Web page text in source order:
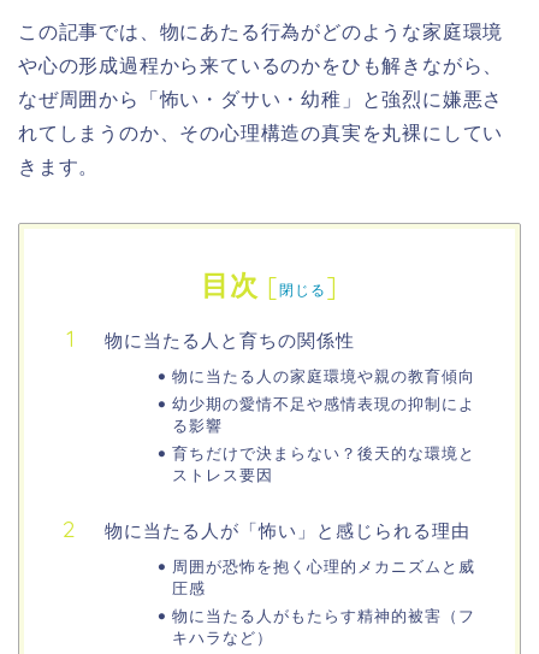
この記事では、物にあたる行為がどのような家庭環境
や心の形成過程から来ているのかをひも解きながら、
なぜ周囲から「怖い・ダサい・幼稚」と強烈に嫌悪さ
れてしまうのか、その心理構造の真実を丸裸にしてい
きます。
目次 [閉じる ]
物に当たる人と育ちの関係性
物に当たる人の家庭環境や親の教育傾向
幼少期の愛情不足や感情表現の抑制によ
る影響
育ちだけで決まらない？後天的な環境と
ストレス要因
物に当たる人が「怖い」と感じられる理由
周囲が恐怖を抱く心理的メカニズムと威
圧感
物に当たる人がもたらす精神的被害（フ
キハラなど）